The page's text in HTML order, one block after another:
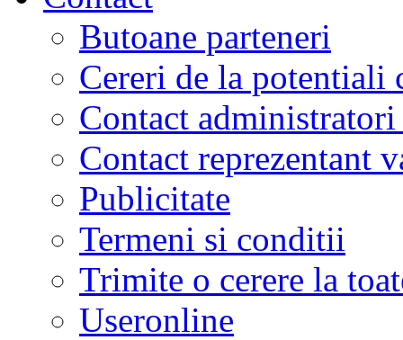
Butoane parteneri
Cereri de la potentiali
Contact
Contact reprezentant
Publicitate
Termeni si conditii
Trimite o cerere la
Useronline